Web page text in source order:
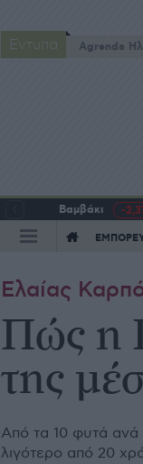
Έντυπα Agrenda
Βαμβάκι -
Ελαίας
Πώς η
της
Από τα 10 φυτά ανά
λιγότερο από 20